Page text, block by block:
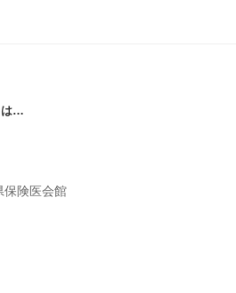
は…
険医会館